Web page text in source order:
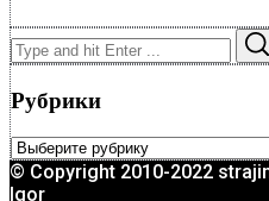
Search
for:
Рубрики
Рубрики
© Copyright 2010-2022
Igor